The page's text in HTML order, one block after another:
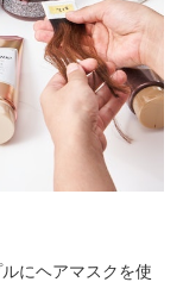
にヘアマスクを使